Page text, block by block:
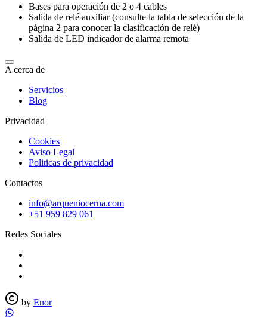
Bases para operación de 2 o 4 cables
Salida de relé auxiliar (consulte la tabla de selección de la
página 2 para conocer la clasificación de relé)
Salida de LED indicador de alarma remota
A cerca de
Servicios
Blog
Privacidad
Cookies
Aviso Legal
Politicas de privacidad
Contactos
info@arqueniocerna.com
+51 959 829 061
Redes Sociales
by Enor